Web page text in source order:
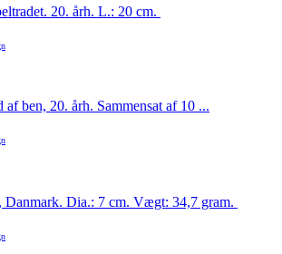
20. årh. L.: 20 cm.
af ben, 20. årh. Sammensat af 10 ...
Danmark. Dia.: 7 cm. Vægt: 34,7 gram.